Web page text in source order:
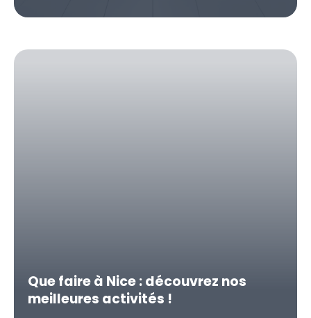
Que faire à Nice : découvrez nos
meilleures activités !